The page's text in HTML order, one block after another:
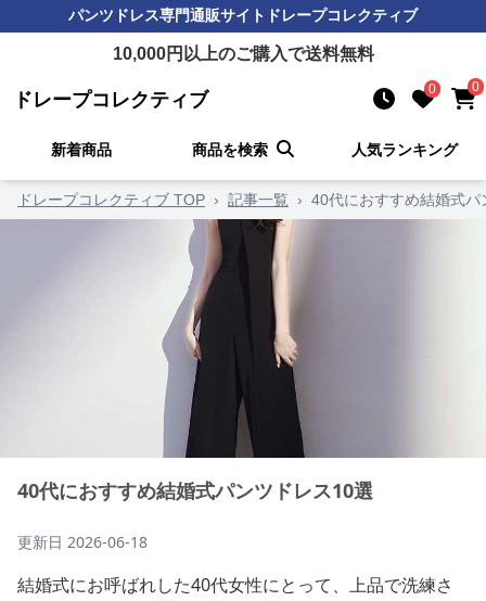
パンツドレス専門通販サイト ドレープコレクティブ
10,000円以上のご購入で送料無料
ドレープコレクティブ 0 0
新着商品 商品を検索 人気ランキング
ドレープコレクティブ TOP › 記事一覧 › 40代におすすめ結婚式パ
40代におすすめ結婚式パンツドレス10選
更新日 2026-06-18
結婚式にお呼ばれした40代女性にとって、上品で洗練さ